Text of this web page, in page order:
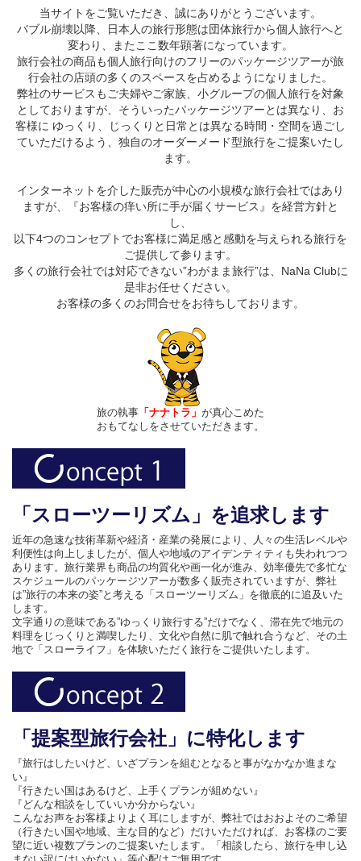
当サイトをご覧いただき、誠にありがとうございます。
バブル崩壊以降、日本人の旅行形態は団体旅行から個人旅行へと
変わり、またここ数年顕著になっています。
旅行会社の商品も個人旅行向けのフリーのパッケージツアーが旅
行会社の店頭の多くのスペースを占めるようになりました。
弊社のサービスもご夫婦やご家族、小グループの個人旅行を対象
としておりますが、そういったパッケージツアーとは異なり、お
客様に ゆっくり、じっくりと日常とは異なる時間・空間を過ごし
ていただけるよう、独自のオーダーメード型旅行をご提案いたし
ます。
インターネットを介した販売が中心の小規模な旅行会社ではあり
ますが、『お客様の痒い所に手が届くサービス』を経営方針と
し、
以下4つのコンセプトでお客様に満足感と感動を与えられる旅行を
ご提供して参ります。
多くの旅行会社では対応できない”わがまま旅行”は、NaNa Clubに
是非お任せください。
お客様の多くのお問合せをお待ちしております。
旅の執事 「ナナトラ」 が真心こめた
おもてなしをさせていただきます。
「スローツーリズム」を追求します
近年の急速な技術革新や経済・産業の発展により、人々の生活レベルや
利便性は向上しましたが、個人や地域のアイデンティティも失われつつ
あります。旅行業界も商品の均質化や画一化が進み、効率優先で多忙な
スケジュールのパッケージツアーが数多く販売されていますが、弊社
は”旅行の本来の姿”と考える「スローツーリズム」を徹底的に追及いた
します。
文字通りの意味である”ゆっくり旅行する”だけでなく、滞在先で地元の
料理をじっくりと満喫したり、文化や自然に肌で触れ合うなど、その土
地で「スローライフ」を体験いただく旅行をご提供いたします。
「提案型旅行会社」に特化します
『旅行はしたいけど、いざプランを組むとなると事がなかなか進まな
い』
『行きたい国はあるけど、上手くプランが組めない』
『どんな相談をしていいか分からない』
こんなお声をお客様よりよく耳にしますが、弊社ではおおよそのご希望
（行きたい国や地域、主な目的など）だけいただければ、お客様のご要
望に近い複数プランのご提案いたします。「相談したら、旅行を申し込